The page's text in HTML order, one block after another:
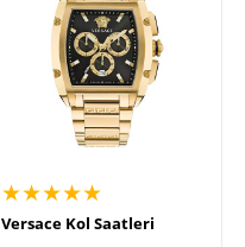
★★★★★
Versace Kol Saatleri